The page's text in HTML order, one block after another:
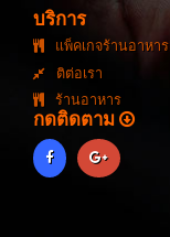
บริการ
แพ็คเกจร้านอาหาร
ติต่อเรา
ร้านอาหาร
กดติดตาม